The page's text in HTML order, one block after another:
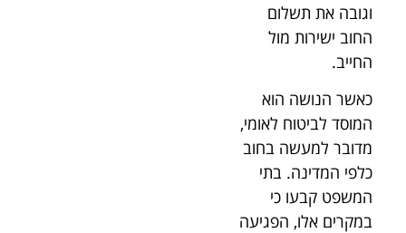
וגובה את תשלום
החוב ישירות מול
החייב.
כאשר הנושה הוא
המוסד לביטוח לאומי,
מדובר למעשה בחוב
כלפי המדינה. בתי
המשפט קבעו כי
במקרים אלו, הפגיעה